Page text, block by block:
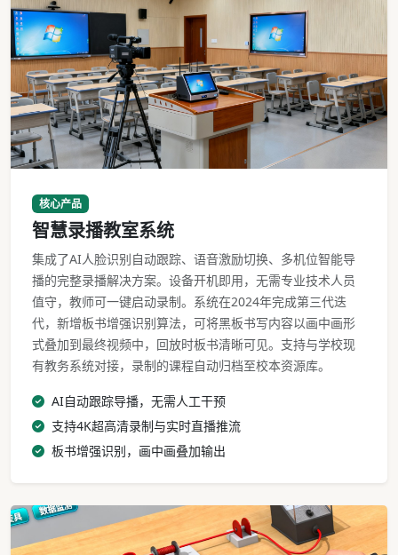
核心产品
智慧录播教室系统
集成了AI人脸识别自动跟踪、语音激励切换、多机位智能导
播的完整录播解决方案。设备开机即用，无需专业技术人员
值守，教师可一键启动录制。系统在2024年完成第三代迭
代，新增板书增强识别算法，可将黑板书写内容以画中画形
式叠加到最终视频中，回放时板书清晰可见。支持与学校现
有教务系统对接，录制的课程自动归档至校本资源库。
AI自动跟踪导播，无需人工干预
支持4K超高清录制与实时直播推流
板书增强识别，画中画叠加输出